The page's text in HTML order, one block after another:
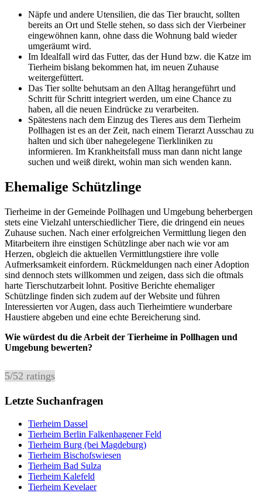
Näpfe und andere Utensilien, die das Tier braucht, sollten
bereits an Ort und Stelle stehen, so dass sich der Vierbeiner
eingewöhnen kann, ohne dass die Wohnung bald wieder
umgeräumt wird.
Im Idealfall wird das Futter, das der Hund bzw. die Katze im
Tierheim bislang bekommen hat, im neuen Zuhause
weitergefüttert.
Das Tier sollte behutsam an den Alltag herangeführt und
Schritt für Schritt integriert werden, um eine Chance zu
haben, all die neuen Eindrücke zu verarbeiten.
Spätestens nach dem Einzug des Tieres aus dem Tierheim
Pollhagen ist es an der Zeit, nach einem Tierarzt Ausschau zu
halten und sich über nahegelegene Tierkliniken zu
informieren. Im Krankheitsfall muss man dann nicht lange
suchen und weiß direkt, wohin man sich wenden kann.
Ehemalige Schützlinge
Tierheime in der Gemeinde Pollhagen und Umgebung beherbergen
stets eine Vielzahl unterschiedlicher Tiere, die dringend ein neues
Zuhause suchen. Nach einer erfolgreichen Vermittlung liegen den
Mitarbeitern ihre einstigen Schützlinge aber nach wie vor am
Herzen, obgleich die aktuellen Vermittlungstiere ihre volle
Aufmerksamkeit einfordern. Rückmeldungen nach einer Adoption
sind dennoch stets willkommen und zeigen, dass sich die oftmals
harte Tierschutzarbeit lohnt. Positive Berichte ehemaliger
Schützlinge finden sich zudem auf der Website und führen
Interessierten vor Augen, dass auch Tierheimtiere wunderbare
Haustiere abgeben und eine echte Bereicherung sind.
Wie würdest du die Arbeit der Tierheime in Pollhagen und
Umgebung bewerten?
5/52 ratings
Letzte Suchanfragen
Tierheim Dassel
Tierheim Berlin Falkenhagener Feld
Tierheim Burg (bei Magdeburg)
Tierheim Bischofswiesen
Tierheim Bad Sulza
Tierheim Kalefeld
Tierheim Kevelaer